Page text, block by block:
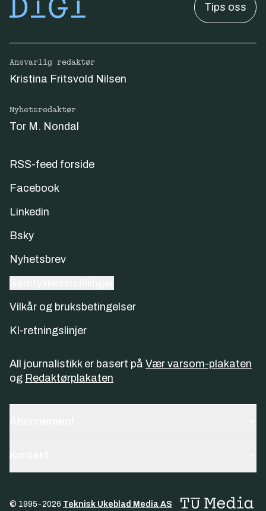
Tips oss
Ansvarlig redaktør
Kristina Fritsvold Nilsen
Nyhetsredaktør
Tor M. Nondal
RSS-feed forside
Facebook
Linkedin
Bsky
Nyhetsbrev
Vilkår og bruksbetingelser
KI-retningslinjer
All journalistikk er basert på Vær varsom-plakaten
og Redaktørplakaten
© 1995-2026 Teknisk Ukeblad Media AS